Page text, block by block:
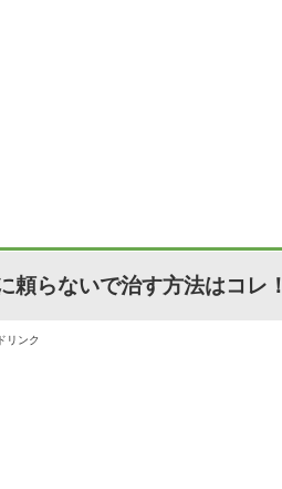
頼らないで治す方法はコレ！
リンク